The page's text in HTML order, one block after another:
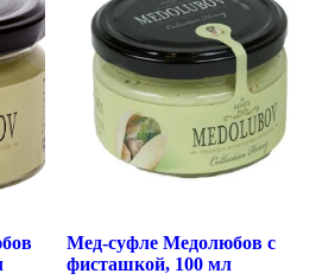
Мед-суфле Медолюбов c
фисташкой, 100 мл